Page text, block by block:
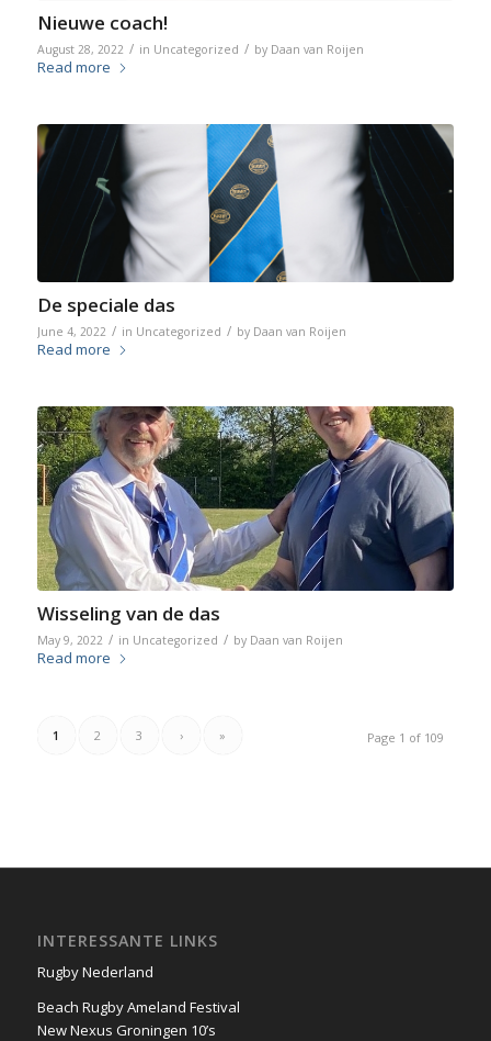
Nieuwe coach!
August 28, 2022 / in Uncategorized / by Daan van Roijen
Read more
De speciale das
June 4, 2022 / in Uncategorized / by Daan van Roijen
Read more
Wisseling van de das
May 9, 2022 / in Uncategorized / by Daan van Roijen
Read more
Page 1 of 109
1 2 3 › »
INTERESSANTE LINKS
Rugby Nederland
Beach Rugby Ameland Festival
New Nexus Groningen 10’s